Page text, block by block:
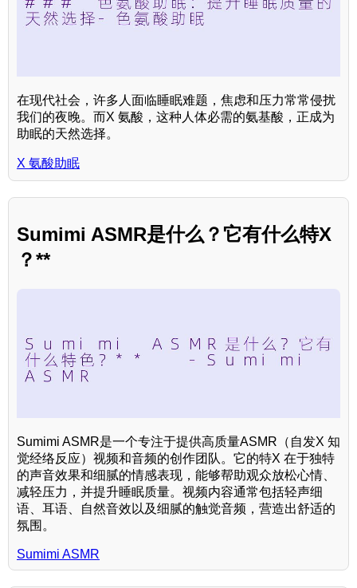
在现代社会，许多人面临睡眠难题，焦虑和压力常常侵扰
我们的夜晚。而X 氨酸，这种人体必需的氨基酸，正成为
助眠的天然选择。
X 氨酸助眠
Sumimi ASMR是什么？它有什么特X
？**
Sumimi ASMR是一个专注于提供高质量ASMR（自发X 知
觉经络反应）视频和音频的创作团队。它的特X 在于独特
的声音效果和细腻的情感表现，能够帮助观众放松心情、
减轻压力，并提升睡眠质量。视频内容通常包括轻声细
语、耳语、自然音效以及细腻的触觉音频，营造出舒适的
氛围。
Sumimi ASMR